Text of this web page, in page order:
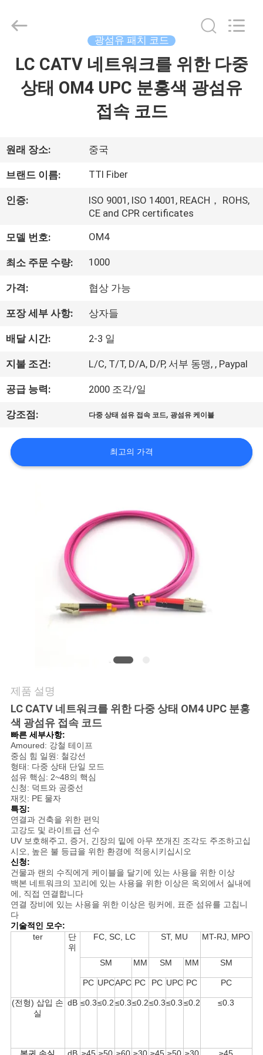
집
회
사
개
공
장
견
품
질
관
리
요
청
하
다
사
이
트
맵
PRIVACY
POLICY
Reserved.
광섬유 패치 코드
LC CATV 네트워크를 위한 다중
상태 OM4 UPC 분홍색 광섬유
접속 코드
원래 장소: 중국
브랜드 이름: TTI Fiber
인증:
ISO 9001, ISO 14001, REACH， ROHS,
CE and CPR certificates
모델 번호: OM4
최소 주문 수량: 1000
가격: 협상 가능
포장 세부 사항: 상자들
배달 시간: 2-3 일
지불 조건: L/C, T/T, D/A, D/P, 서부 동맹, , Paypal
공급 능력: 2000 조각/일
강조점: 다중 상태 섬유 접속 코드,광섬유 케이블
최고의 가격
제품 설명
LC CATV 네트워크를 위한 다중 상태 OM4 UPC 분홍
색 광섬유 접속 코드
빠른 세부사항:
Amoured: 강철 테이프
중심 힘 일원: 철강선
형태: 다중 상태 단일 모드
섬유 핵심: 2~48의 핵심
신청: 덕트와 공중선
재킷: PE 물자
특징:
연결과 건축을 위한 편익
고강도 및 라이트급 선수
UV 보호해주고, 증거, 긴장의 밑에 아무 쪼개진 조각도 주조하고십
시오, 높은 불 등급을 위한 환경에 적응시키십시오
신청:
건물과 랜의 수직에게 케이블을 달기에 있는 사용을 위한 이상
백본 네트워크의 꼬리에 있는 사용을 위한 이상은 옥외에서 실내에
에, 직접 연결합니다
연결 장비에 있는 사용을 위한 이상은 링커에, 표준 섬유를 고칩니
다
기술적인 모수:
ter
단
위
FC, SC, LC ST, MU MT-RJ, MPO
SM MM SM MM SM
PC UPCAPC PC PC UPC PC PC
(전형) 삽입 손
실
dB ≤0.3≤0.2≤0.3≤0.2≤0.3≤0.3≤0.2 ≤0.3